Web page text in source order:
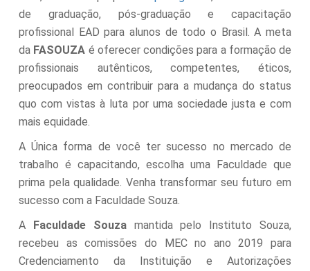
de graduação, pós-graduação e capacitação
profissional EAD para alunos de todo o Brasil. A meta
da FASOUZA é oferecer condições para a formação de
profissionais autênticos, competentes, éticos,
preocupados em contribuir para a mudança do status
quo com vistas à luta por uma sociedade justa e com
mais equidade.
A Única forma de você ter sucesso no mercado de
trabalho é capacitando, escolha uma Faculdade que
prima pela qualidade. Venha transformar seu futuro em
sucesso com a Faculdade Souza.
A Faculdade Souzamantida pelo Instituto Souza,
recebeu as comissões do MEC no ano 2019 para
Credenciamento da Instituição e Autorizações